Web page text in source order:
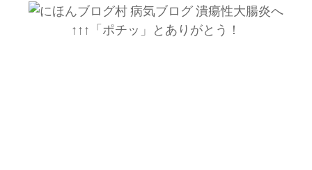
↑↑↑「ポチッ」とありがとう！